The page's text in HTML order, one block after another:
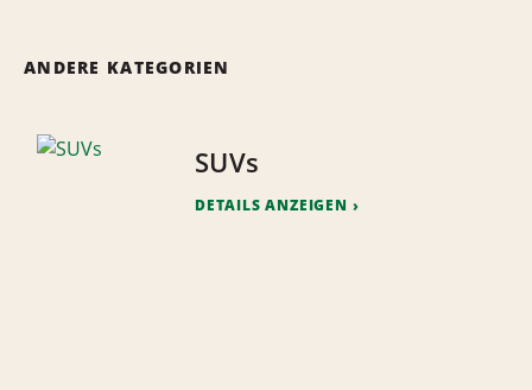
ANDERE KATEGORIEN
SUVs
DETAILS ANZEIGEN